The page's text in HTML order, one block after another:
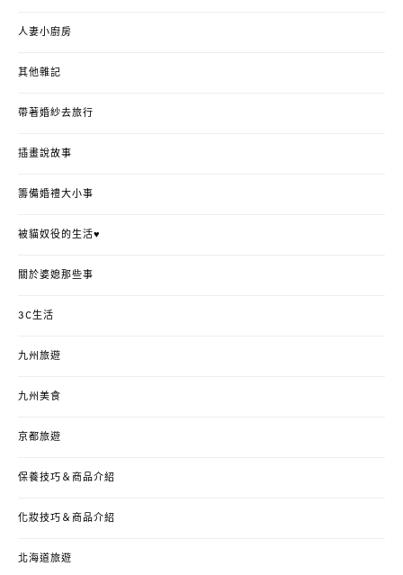
人妻小廚房
其他雜記
帶著婚紗去旅行
插畫說故事
籌備婚禮大小事
被貓奴役的生活♥
關於婆媳那些事
3C生活
九州旅遊
九州美食
京都旅遊
保養技巧＆商品介紹
化妝技巧＆商品介紹
北海道旅遊